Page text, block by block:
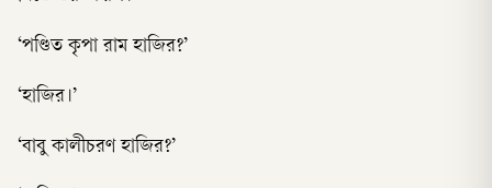
‘পণ্ডিত কৃপা রাম হাজির?’
‘হাজির।’
‘বাবু কালীচরণ হাজির?’